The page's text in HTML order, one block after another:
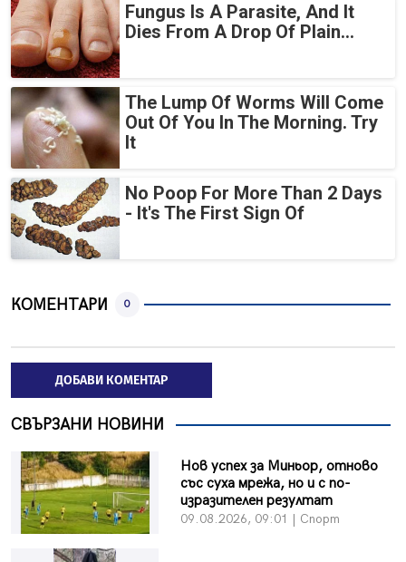
Fungus Is A Parasite, And It
Dies From A Drop Of Plain...
The Lump Of Worms Will Come
Out Of You In The Morning. Try
It
No Poop For More Than 2 Days
- It's The First Sign Of
КОМЕНТАРИ 0
ДОБАВИ КОМЕНТАР
СВЪРЗАНИ НОВИНИ
Нов успех за Миньор, отново
със суха мрежа, но и с по-
изразителен резултат
09.08.2026, 09:01 | Спорт